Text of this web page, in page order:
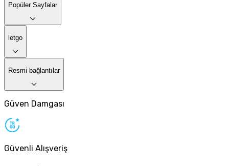
Popüler Sayfalar
letgo
Resmi bağlantılar
Güven Damgası
Güvenli Alışveriş